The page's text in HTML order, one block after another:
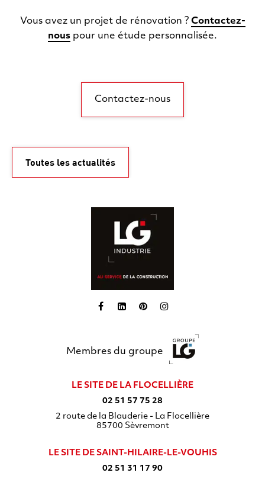
Vous avez un projet de rénovation ? Contactez-
nous pour une étude personnalisée.
Contactez-nous
Toutes les actualités
Membres du groupe
LE SITE DE LA FLOCELLIÈRE
02 51 57 75 28
2 route de la Blauderie - La Flocellière
85700 Sèvremont
LE SITE DE SAINT-HILAIRE-LE-VOUHIS
02 51 31 17 90